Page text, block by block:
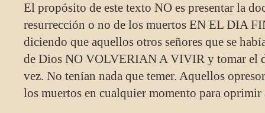
El propósito de este texto NO es presentar la
resurrección o no de los muertos EN EL DIA
diciendo que aquellos otros señores que se
de Dios NO VOLVERIAN A VIVIR y tomar el
vez. No tenían nada que temer. Aquellos
los muertos en cualquier momento para